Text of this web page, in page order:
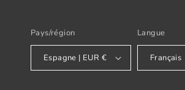
Pays/région
Espagne | EUR €
Langue
Français